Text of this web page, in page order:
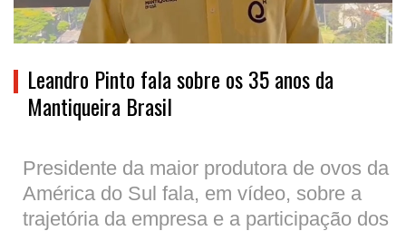
Leandro Pinto fala sobre os 35 anos da
Mantiqueira Brasil
Presidente da maior produtora de ovos da
América do Sul fala, em vídeo, sobre a
trajetória da empresa e a participação dos